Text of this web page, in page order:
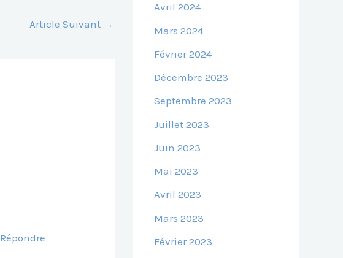
Article Suivant →
Répondre
Avril 2024
Mars 2024
Février 2024
Décembre 2023
Septembre 2023
Juillet 2023
Juin 2023
Mai 2023
Avril 2023
Mars 2023
Février 2023